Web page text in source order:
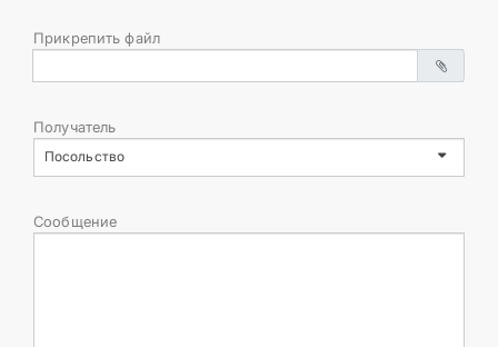
Прикрепить файл
Получатель
Посольство
Сообщение